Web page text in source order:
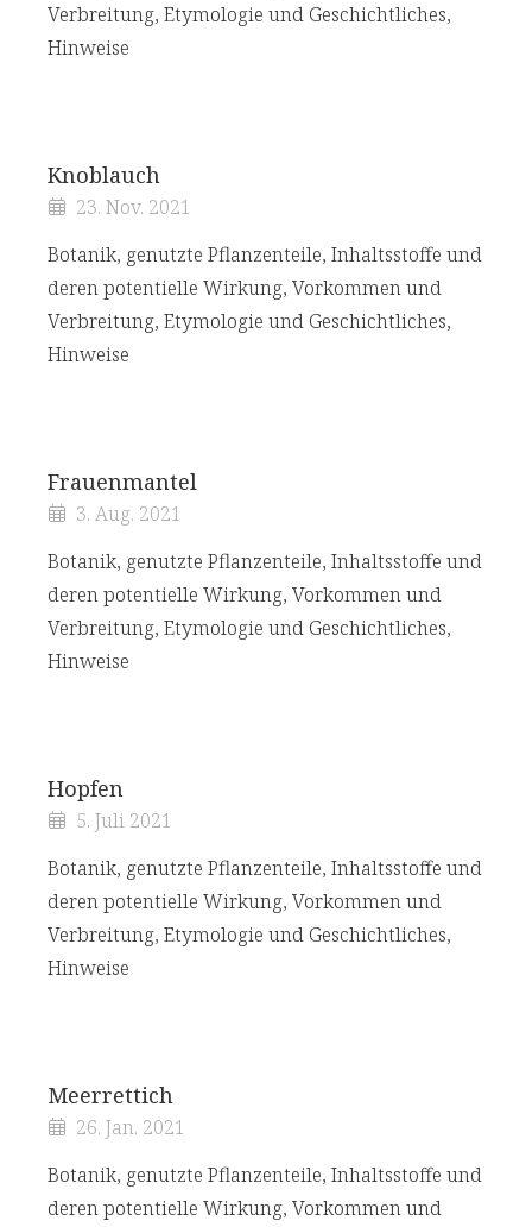
Verbreitung, Etymologie und Geschichtliches,
Hinweise
Knoblauch
23. Nov. 2021
Botanik, genutzte Pflanzenteile, Inhaltsstoffe und
deren potentielle Wirkung, Vorkommen und
Verbreitung, Etymologie und Geschichtliches,
Hinweise
Frauenmantel
3. Aug. 2021
Botanik, genutzte Pflanzenteile, Inhaltsstoffe und
deren potentielle Wirkung, Vorkommen und
Verbreitung, Etymologie und Geschichtliches,
Hinweise
Hopfen
5. Juli 2021
Botanik, genutzte Pflanzenteile, Inhaltsstoffe und
deren potentielle Wirkung, Vorkommen und
Verbreitung, Etymologie und Geschichtliches,
Hinweise
Meerrettich
26. Jan. 2021
Botanik, genutzte Pflanzenteile, Inhaltsstoffe und
deren potentielle Wirkung, Vorkommen und